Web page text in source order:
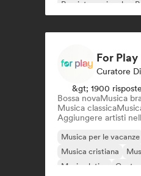
Pop internazionale
For Play
Curatore
&gt; 1900
Bossa novaMusica
Musica classica
Aggiungere artisti
Musica per le vacanze
Musica cristiana
Musica latina